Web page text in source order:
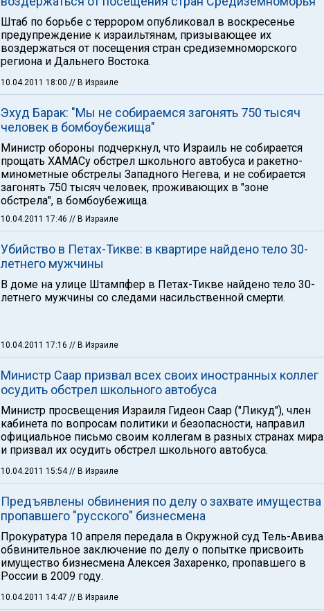
Штаб по борьбе с террором опубликовал в воскресенье
предупреждение к израильтянам, призывающее их
воздержаться от посещения стран средиземноморского
региона и Дальнего Востока.
10.04.2011 18:00 // В Израиле
Эхуд Барак: "Мы не собираемся загонять 750 тысяч
человек в бомбоубежища"
Министр обороны подчеркнул, что Израиль не собирается
прощать ХАМАСу обстрел школьного автобуса и ракетно-
минометные обстрелы Западного Негева, и не собирается
загонять 750 тысяч человек, проживающих в "зоне
обстрела", в бомбоубежища.
10.04.2011 17:46 // В Израиле
Убийство в Петах-Тикве: в квартире найдено тело 30-
летнего мужчины
В доме на улице Штампфер в Петах-Тикве найдено тело 30-
летнего мужчины со следами насильственной смерти.
10.04.2011 17:16 // В Израиле
Министр Саар призвал всех своих иностранных коллег
осудить обстрел школьного автобуса
Министр просвещения Израиля Гидеон Саар ("Ликуд"), член
кабинета по вопросам политики и безопасности, направил
официальное письмо своим коллегам в разных странах мира
и призвал их осудить обстрел школьного автобуса.
10.04.2011 15:54// В Израиле
Предъявлены обвинения по делу о захвате имущества
пропавшего "русского" бизнесмена
Прокуратура 10 апреля передала в Окружной суд Тель-Авива
обвинительное заключение по делу о попытке присвоить
имущество бизнесмена Алексея Захаренко, пропавшего в
России в 2009 году.
10.04.2011 14:47 // В Израиле